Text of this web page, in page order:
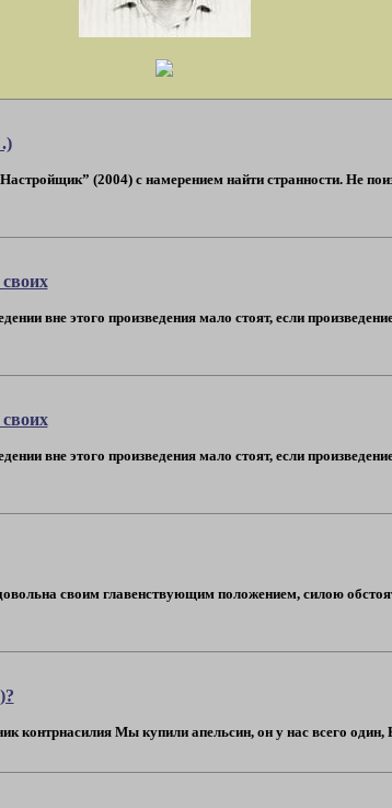
(2004) с намерением найти странности. Не
вне этого произведения мало стоят, если
вне этого произведения мало стоят, если
своим главенствующим положением, силою
контрнасилия Мы купили апельсин, он у нас всего